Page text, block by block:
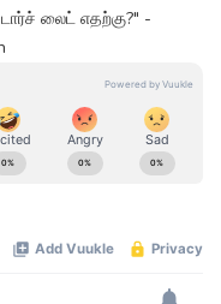
லைட் எதற்கு?" -